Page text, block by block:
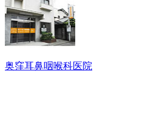
奥窪耳鼻咽喉科医院